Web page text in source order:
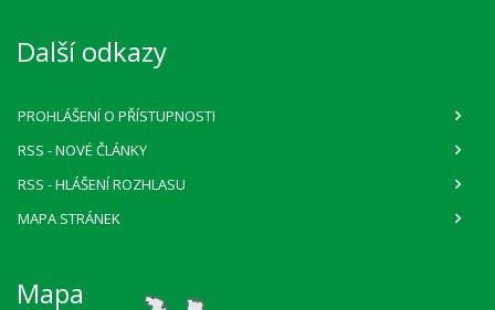
Další odkazy
PROHLÁŠENÍ O PŘÍSTUPNOSTI
RSS - NOVÉ ČLÁNKY
RSS - HLÁŠENÍ ROZHLASU
MAPA STRÁNEK
Mapa